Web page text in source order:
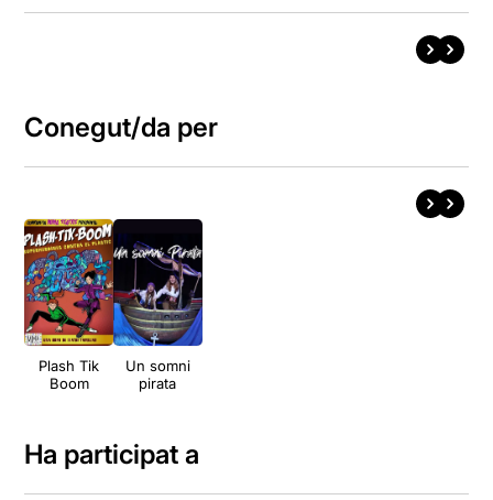
Conegut/da per
Plash Tik
Boom
Un somni
pirata
Ha participat a